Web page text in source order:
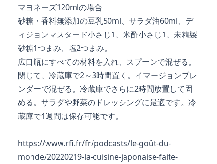
マヨネーズ120mlの場合
砂糖・香料無添加の豆乳50ml、サラダ油60ml、デ
ィジョンマスタード小さじ1、米酢小さじ1、未精製
砂糖1つまみ、塩2つまみ。
広口瓶にすべての材料を入れ、スプーンで混ぜる。
閉じて、冷蔵庫で2～3時間置く。イマージョンブレ
ンダーで混ぜる。冷蔵庫でさらに2時間放置して固
める。サラダや野菜のドレッシングに最適です。冷
蔵庫で1週間は保存可能です。
https://www.rfi.fr/fr/podcasts/le-goût-du-
monde/20220219-la-cuisine-japonaise-faite-